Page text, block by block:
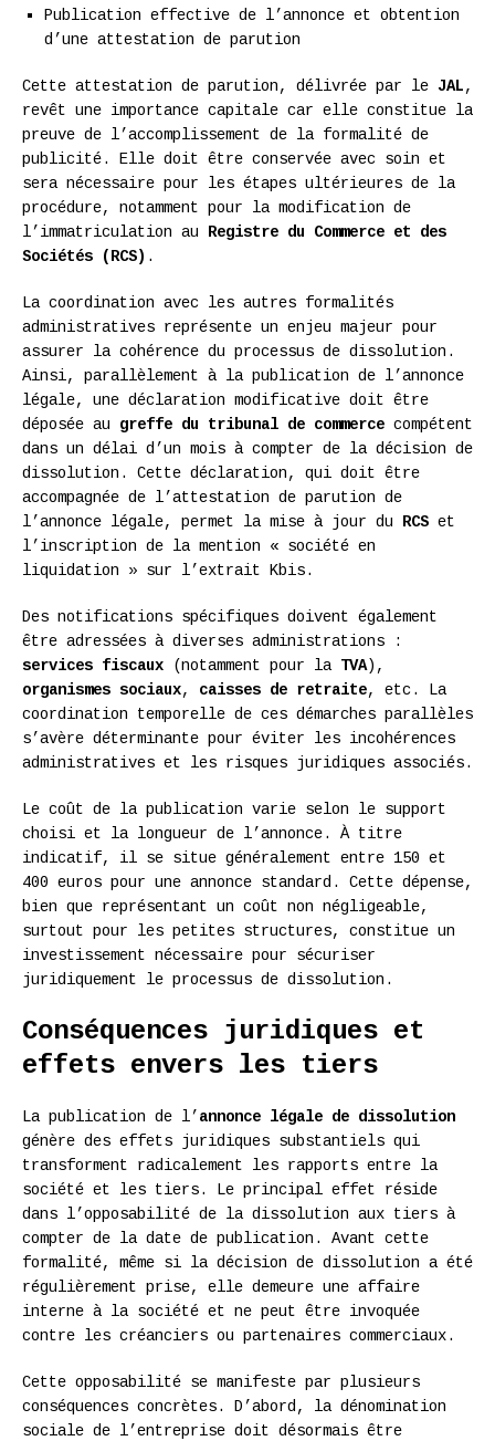
Publication effective de l’annonce et obtention
d’une attestation de parution
Cette attestation de parution, délivrée par le JAL,
revêt une importance capitale car elle constitue la
preuve de l’accomplissement de la formalité de
publicité. Elle doit être conservée avec soin et
sera nécessaire pour les étapes ultérieures de la
procédure, notamment pour la modification de
l’immatriculation au
Registre du Commerce et des
Sociétés (RCS) .
La coordination avec les autres formalités
administratives représente un enjeu majeur pour
assurer la cohérence du processus de dissolution.
Ainsi, parallèlement à la publication de l’annonce
légale, une déclaration modificative doit être
déposée au greffe du tribunal de commerce compétent
dans un délai d’un mois à compter de la décision de
dissolution. Cette déclaration, qui doit être
accompagnée de l’attestation de parution de
l’annonce légale, permet la mise à jour du
RCS et
l’inscription de la mention « société en
liquidation » sur l’extrait Kbis.
Des notifications spécifiques doivent également
être adressées à diverses administrations :
services fiscaux (notamment pour la TVA),
organismes sociaux, caisses de retraite, etc. La
coordination temporelle de ces démarches parallèles
s’avère déterminante pour éviter les incohérences
administratives et les risques juridiques associés.
Le coût de la publication varie selon le support
choisi et la longueur de l’annonce. À titre
indicatif, il se situe généralement entre 150 et
400 euros pour une annonce standard. Cette dépense,
bien que représentant un coût non négligeable,
surtout pour les petites structures, constitue un
investissement nécessaire pour sécuriser
juridiquement le processus de dissolution.
Conséquences juridiques et
effets envers les tiers
La publication de l’ annonce légale de dissolution
génère des effets juridiques substantiels qui
transforment radicalement les rapports entre la
société et les tiers. Le principal effet réside
dans l’opposabilité de la dissolution aux tiers à
compter de la date de publication. Avant cette
formalité, même si la décision de dissolution a été
régulièrement prise, elle demeure une affaire
interne à la société et ne peut être invoquée
contre les créanciers ou partenaires commerciaux.
Cette opposabilité se manifeste par plusieurs
conséquences concrètes. D’abord, la dénomination
sociale de l’entreprise doit désormais être